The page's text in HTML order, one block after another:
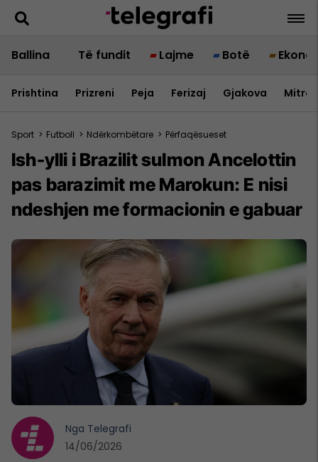
Ballina Të fundit Lajme Botë
Prishtina Prizreni Peja Ferizaj Gjakova
Sport > Futboll > Ndërkombëtare > Përfaqësueset
Ish-ylli i Brazilit sulmon Ancelottin
pas barazimit me Marokun: E nisi
ndeshjen me formacionin e gabuar
Nga Telegrafi
14/06/2026